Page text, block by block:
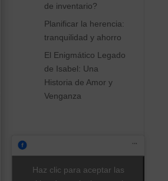
de inventario?
Planificar la herencia:
tranquilidad y ahorro
El Enigmático Legado
de Isabel: Una
Historia de Amor y
Venganza
Haz clic para aceptar las